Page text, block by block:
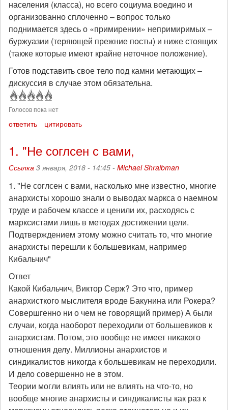
населения (класса), но всего социума воедино и
организованно сплоченно – вопрос только
поднимается здесь о «примирении» непримиримых –
буржуазии (теряющей прежние посты) и ниже стоящих
(также которые имеют крайне неточное положение).
Готов подставить свое тело под камни метающих –
дискуссия в случае этом обязательна.
Голосов пока нет
ответить цитировать
1. "Не соглсен с вами,
Ссылка 3 января, 2018 - 14:45 - Michael Shraibman
1. "Не соглсен с вами, насколько мне известно, многие
анархисты хорошо знали о выводах маркса о наемном
труде и рабочем классе и ценили их, расходясь с
марксистами лишь в методах достижении цели.
Подтверждением этому можно считать то, что многие
анархисты перешли к большевикам, например
Кибальчич"
Ответ
Какой Кибальчич, Виктор Серж? Это что, пример
анархисткого мыслителя вроде Бакунина или Рокера?
Совершгенно ни о чем не говорящий пример) А были
случаи, когда наоборот переходили от большевиков к
анархистам. Потом, это вообще не имеет никакого
отношения делу. Миллионы анархистов и
синдикалистов никогда к большевикам не переходили.
И дело совершенно не в этом.
Теории могли влиять или не влиять на что-то, но
вообще многие анархисты и синдикалисты как раз к